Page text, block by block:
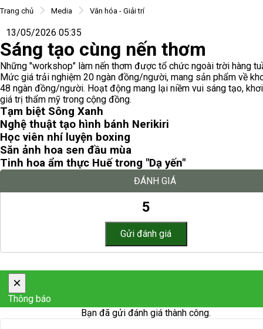
Trang chủ Media Văn hóa - Giải trí
13/05/2026 05:35
Sáng tạo cùng nến thơm
Những "workshop" làm nến thơm được tổ chức ngoài trời hàng
Mức giá trải nghiệm 20 ngàn đồng/người, mang sản phẩm về
48 ngàn đồng/người. Hoạt động mang lại niềm vui sáng tạo,
giá trị thẩm mỹ trong cộng đồng.
Tạm biệt Sông Xanh
Nghệ thuật tạo hình bánh Nerikiri
Học viên nhí luyện boxing
Săn ảnh hoa sen đầu mùa
Tinh hoa ẩm thực Huế trong "Dạ yến"
ĐÁNH GIÁ
5
×
Thông báo
Bạn đã gửi đánh giá thành công.